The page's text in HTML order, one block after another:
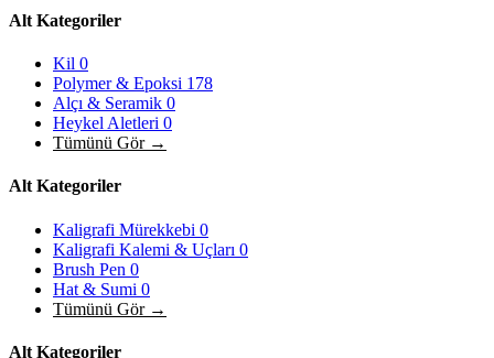
Alt Kategoriler
Kil 0
Polymer & Epoksi 178
Alçı & Seramik 0
Heykel Aletleri 0
Tümünü Gör →
Alt Kategoriler
Kaligrafi Mürekkebi 0
Kaligrafi Kalemi & Uçları 0
Brush Pen 0
Hat & Sumi 0
Tümünü Gör →
Alt Kategoriler